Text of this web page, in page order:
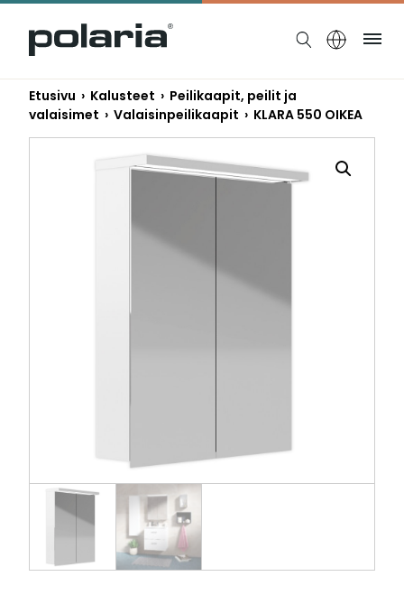
https://polaria.fi/name
Etusivu › Kalusteet › Peilikaapit, peilit ja
valaisimet › Valaisinpeilikaapit › KLARA 550 OIKEA